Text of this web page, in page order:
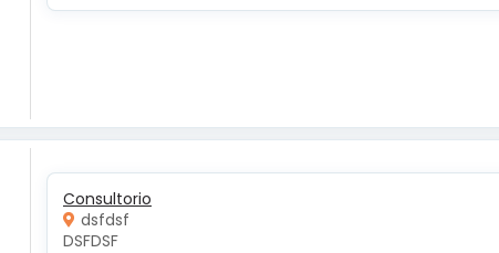
Consultorio
dsfdsf
DSFDSF